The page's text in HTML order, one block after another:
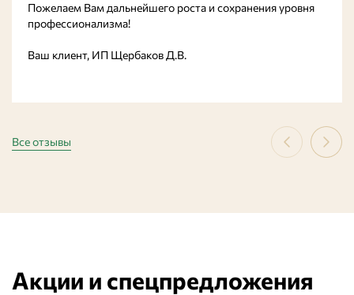
Пожелаем Вам дальнейшего роста и сохранения уровня
профессионализма!
Ваш клиент, ИП Щербаков Д.В.
Все отзывы
Акции и спецпредложения